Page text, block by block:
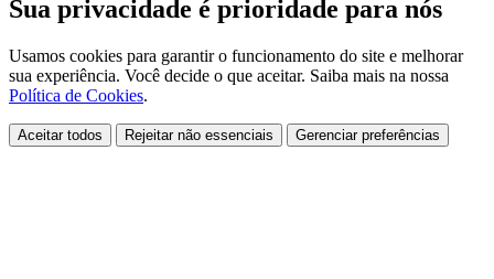
Sua privacidade é prioridade para nós
Usamos cookies para garantir o funcionamento do site e melhorar
sua experiência. Você decide o que aceitar. Saiba mais na nossa
Política de Cookies.
Aceitar todos Rejeitar não essenciais Gerenciar preferências